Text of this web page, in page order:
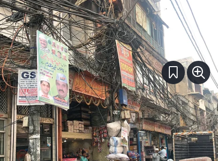
Jeden den v životě•29. 12. 2019 4minuty
Když chybí kyslík
Veronika Kubíková